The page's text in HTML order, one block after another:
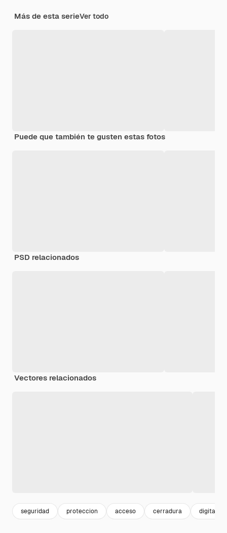
Más de esta serieVer todo
Puede que también te gusten estas fotos
PSD relacionados
Vectores relacionados
seguridad proteccion acceso cerradura digital